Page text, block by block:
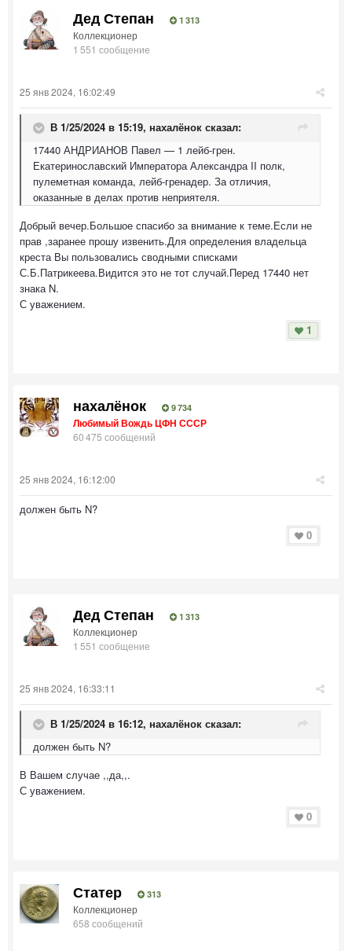
Дед Степан 1 313
Коллекционер
1 551 сообщение
25 янв 2024, 16:02:49
В 1/25/2024 в 15:19, нахалёнок сказал:
17440 АНДРИАНОВ Павел — 1 лейб-грен.
Екатеринославский Императора Александра II полк,
пулеметная команда, лейб-гренадер. За отличия,
оказанные в делах против неприятеля.
Добрый вечер.Большое спасибо за внимание к теме.Если не
прав ,заранее прошу извенить.Для определения владельца
креста Вы пользовались сводными списками
С.Б.Патрикеева.Видится это не тот случай.Перед 17440 нет
знака N.
С уважением.
1
нахалёнок 9 734
Любимый Вождь ЦФН СССР
60 475 сообщений
25 янв 2024, 16:12:00
должен быть N?
0
Дед Степан 1 313
Коллекционер
1 551 сообщение
25 янв 2024, 16:33:11
В 1/25/2024 в 16:12, нахалёнок сказал:
должен быть N?
В Вашем случае ,,да,,.
С уважением.
0
Статер 313
Коллекционер
658 сообщений